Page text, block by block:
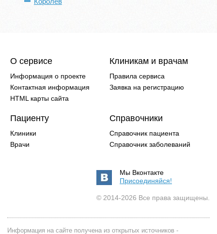
О сервисе
Информация о проекте
Контактная информация
HTML карты сайта
Клиникам и врачам
Правила сервиса
Заявка на регистрацию
Пациенту
Клиники
Врачи
Справочники
Справочник пациента
Справочник заболеваний
Мы Вконтакте
Присоединяйся!
© 2014-2026 Все права защищены.
Информация на сайте получена из открытых источников -